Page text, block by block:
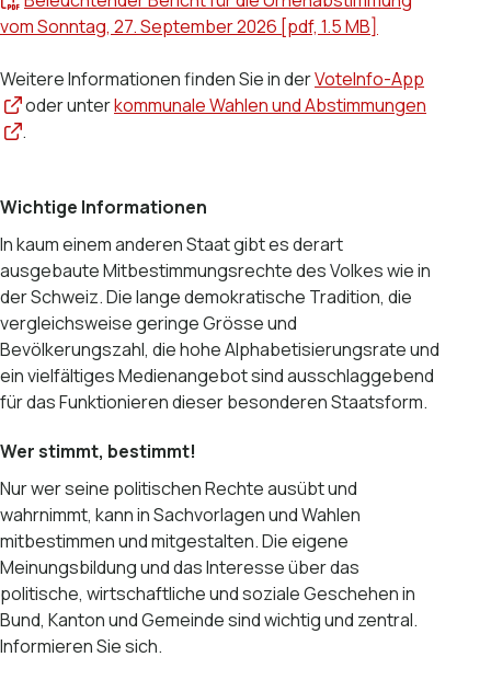
vom Sonntag, 27. September 2026 [pdf, 1.5 MB]
Weitere Informationen finden Sie in derVoteInfo-App
oder unterkommunale Wahlen und Abstimmungen
.
Wichtige Informationen
In kaum einem anderen Staat gibt es derart
ausgebaute Mitbestimmungsrechte des Volkes wie in
der Schweiz. Die lange demokratische Tradition, die
vergleichsweise geringe Grösse und
Bevölkerungszahl, die hohe Alphabetisierungsrate und
ein vielfältiges Medienangebot sind ausschlaggebend
für das Funktionieren dieser besonderen Staatsform.
Wer stimmt, bestimmt!
Nur wer seine politischen Rechte ausübt und
wahrnimmt, kann in Sachvorlagen und Wahlen
mitbestimmen und mitgestalten. Die eigene
Meinungsbildung und das Interesse über das
politische, wirtschaftliche und soziale Geschehen in
Bund, Kanton und Gemeinde sind wichtig und zentral.
Informieren Sie sich.